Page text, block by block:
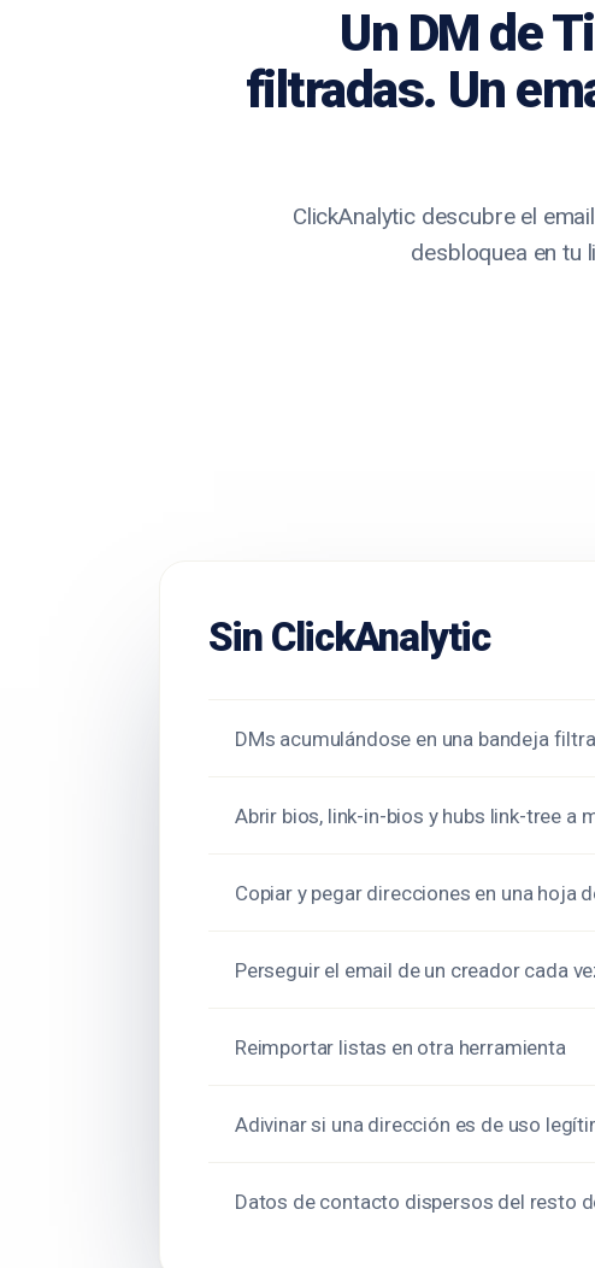
Un DM de
filtradas. Un
ClickAnalytic descubre el
desbloquea en tu
Sin ClickAnalytic
DMs acumulándose en una bandeja
Abrir bios, link-in-bios y hubs link-tree a
Copiar y pegar direcciones en una hoja
Perseguir el email de un creador cada
Reimportar listas en otra herramienta
Adivinar si una dirección es de uso
Datos de contacto dispersos del resto